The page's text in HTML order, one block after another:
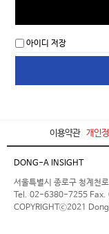
아이디 저장
이용약관 개인
DONG-A INSIGHT
서울특별시 종로구 청계천
Tel. 02-6380-7255
COPYRIGHTⓒ2021